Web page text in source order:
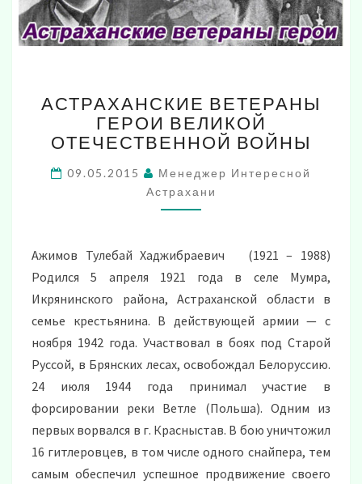
ВЕТЕРАНЫ
ГЕРОИ
ВЕЛИКОЙ
ВОЙНЫ
АСТРАХАНСКИЕ ВЕТЕРАНЫ
ГЕРОИ ВЕЛИКОЙ
ОТЕЧЕСТВЕННОЙ ВОЙНЫ
09.05.2015
Менеджер Интересной
Астрахани
Ажимов Тулебай Хаджибраевич (1921 – 1988)
Родился 5 апреля 1921 года в селе Мумра,
Икрянинского района, Астраханской области в
семье крестьянина. В действующей армии — с
ноября 1942 года. Участвовал в боях под Старой
Руссой, в Брянских лесах, освобождал Белоруссию.
24 июля 1944 года принимал участие в
форсировании реки Ветле (Польша). Одним из
первых ворвался в г. Красныстав. В бою уничтожил
16 гитлеровцев, в том числе одного снайпера, тем
самым обеспечил успешное продвижение своего